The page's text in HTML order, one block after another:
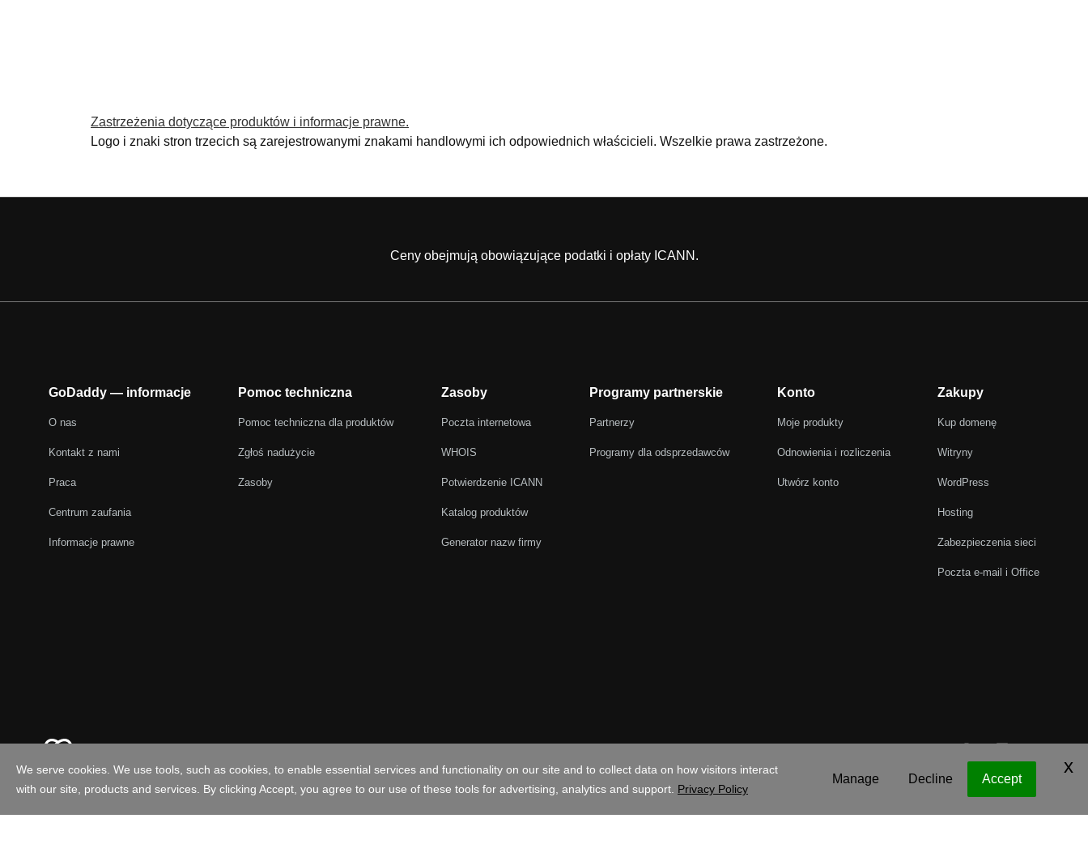
Zastrzeżenia dotyczące produktów i informacje prawne.
Logo i znaki stron trzecich są zarejestrowanymi znakami handlowymi ich odpowiednich właścicieli. Wszelkie prawa zastrzeżone.
Ceny obejmują obowiązujące podatki i opłaty ICANN.
GoDaddy — informacje
O nas
Kontakt z nami
Praca
Centrum zaufania
Informacje prawne
Pomoc techniczna
Pomoc techniczna dla produktów
Zgłoś nadużycie
Zasoby
Zasoby
Poczta internetowa
WHOIS
Potwierdzenie ICANN
Katalog produktów
Generator nazw firmy
Programy partnerskie
Partnerzy
Programy dla odsprzedawców
Konto
Moje produkty
Odnowienia i rozliczenia
Utwórz konto
Zakupy
Kup domenę
Witryny
WordPress
Hosting
Zabezpieczenia sieci
Poczta e-mail i Office